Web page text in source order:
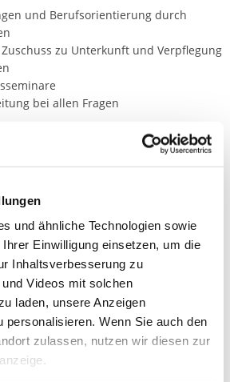
und ähnliche Technologien sowie
Einwilligung einsetzen, um die
Inhaltsverbesserung zu
Videos mit solchen
laden, unsere Anzeigen
personalisieren. Wenn Sie auch den
zulassen, nutzen wir diesen zur
und Berufsorientierung durch
zu Unterkunft und Verpflegung
bei allen Fragen
Bewerbung!
und Einsatzwünsche eintragen sowie
(bitte im PNG-, JPG- oder PDF-